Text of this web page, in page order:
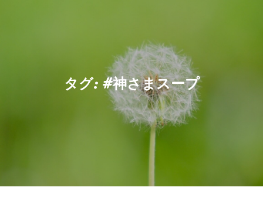
タグ: #神さまスープ